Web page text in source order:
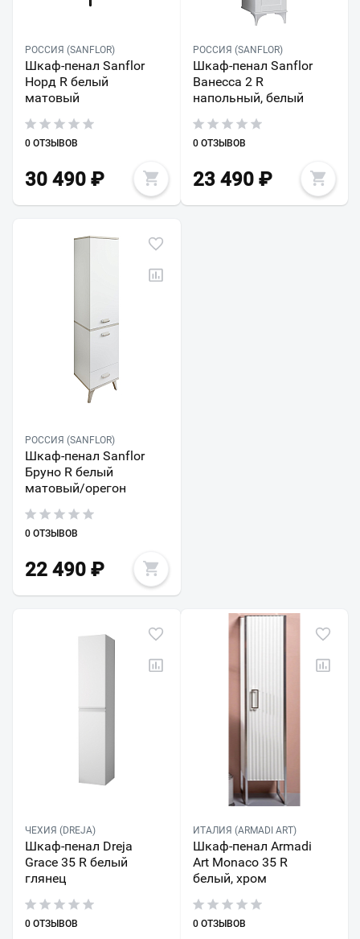
РОССИЯ (SANFLOR)
Шкаф-пенал Sanflor
Норд R белый
матовый
0 ОТЗЫВОВ
30 490 ₽
РОССИЯ (SANFLOR)
Шкаф-пенал Sanflor
Ванесса 2 R
напольный, белый
0 ОТЗЫВОВ
23 490₽
РОССИЯ (SANFLOR)
Шкаф-пенал Sanflor
Бруно R белый
матовый/орегон
0 ОТЗЫВОВ
22 490 ₽
ЧЕХИЯ (DREJA)
Шкаф-пенал Dreja
Grace 35 R белый
глянец
0 ОТЗЫВОВ
ИТАЛИЯ (ARMADI ART)
Шкаф-пенал Armadi
Art Monaco 35 R
белый, хром
0 ОТЗЫВОВ